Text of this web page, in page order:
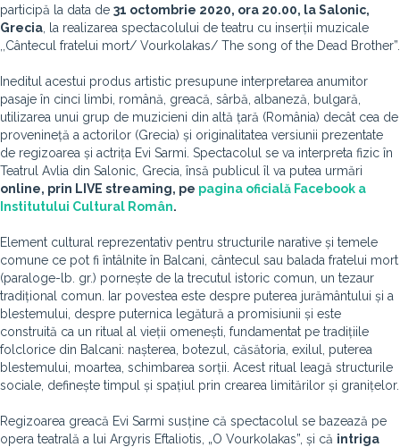
participă la data de 31 octombrie 2020, ora 20.00, la Salonic,
Grecia , la realizarea spectacolului de teatru cu inserții muzicale
,,Cântecul fratelui mort/ Vourkolakas/ The song of the Dead Brother”.
Ineditul acestui produs artistic presupune interpretarea anumitor
pasaje în cinci limbi, română, greacă, sârbă, albaneză, bulgară,
utilizarea unui grup de muzicieni din altă țară (România) decât cea de
provenineță a actorilor (Grecia) și originalitatea versiunii prezentate
de regizoarea și actrița Evi Sarmi. Spectacolul se va interpreta fizic în
Teatrul Avlia din Salonic, Grecia, însă publicul îl va putea urmări
online, prin LIVE streaming, pe pagina oficială Facebook a
Institutului Cultural Român.
Element cultural reprezentativ pentru structurile narative și temele
comune ce pot fi întâlnite în Balcani, cântecul sau balada fratelui mort
(paraloge-lb. gr.) pornește de la trecutul istoric comun, un tezaur
tradițional comun. Iar povestea este despre puterea jurământului și a
blestemului, despre puternica legătură a promisiunii și este
construită ca un ritual al vieții omenești, fundamentat pe tradițiile
folclorice din Balcani: nașterea, botezul, căsătoria, exilul, puterea
blestemului, moartea, schimbarea sorții. Acest ritual leagă structurile
sociale, definește timpul și spațiul prin crearea limitărilor și granițelor.
Regizoarea greacă Evi Sarmi susține că spectacolul se bazează pe
opera teatrală a lui Argyris Eftaliotis, „O Vourkolakas”, și că intriga